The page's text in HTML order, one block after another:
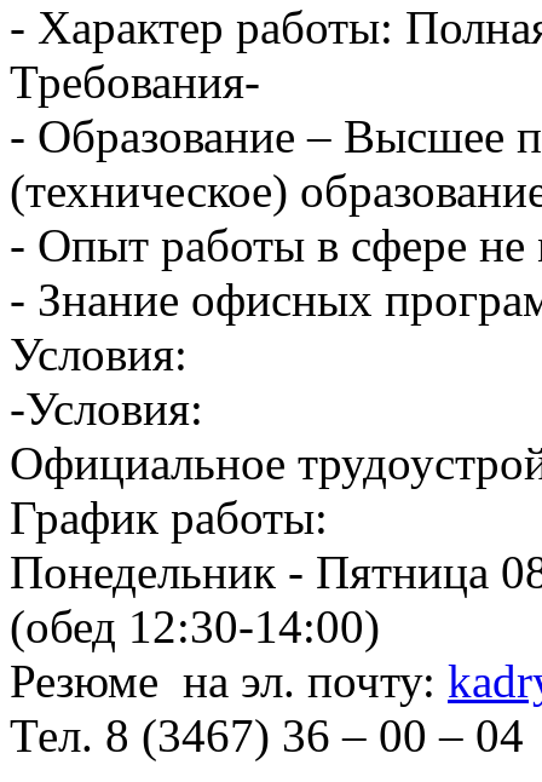
- Характер работы:
Требования-
- Образование – Высшее
(техническое)
- Опыт работы в сфере не
- Знание офисных
Условия:
-Условия:
Официальное
График работы:
Понедельник - Пятница
(обед 12:30-14:00)
Резюме на эл. почту:
Тел. 8 (3467) 36 – 00 – 04